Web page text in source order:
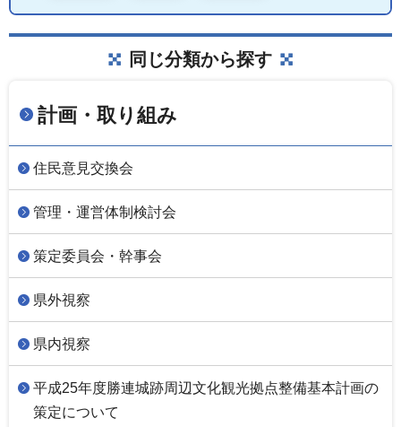
同じ分類から探す
計画・取り組み
住民意見交換会
管理・運営体制検討会
策定委員会・幹事会
県外視察
県内視察
平成25年度勝連城跡周辺文化観光拠点整備基本計画の
策定について